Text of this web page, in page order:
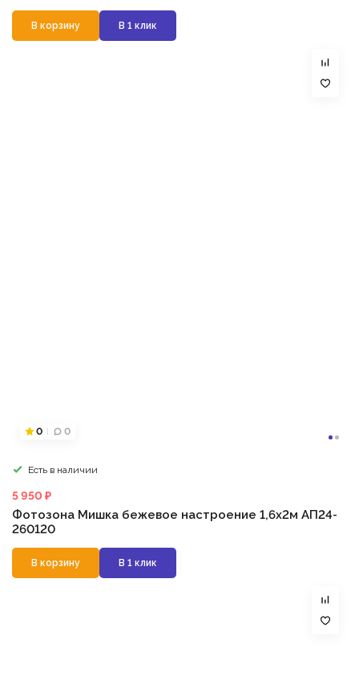
В корзину В 1 клик
0 0
Есть в наличии
5 950 ₽
Фотозона Мишка бежевое настроение 1,6х2м АП24-
260120
В корзину В 1 клик